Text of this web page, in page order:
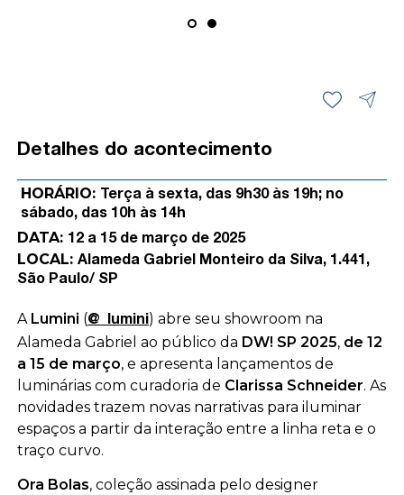
Detalhes do acontecimento
HORÁRIO: Terça à sexta, das 9h30 às 19h; no
sábado, das 10h às 14h
DATA: 12 a 15 de março de 2025
LOCAL: Alameda Gabriel Monteiro da Silva, 1.441,
São Paulo/ SP
A Lumini (@_lumini) abre seu showroom na
Alameda Gabriel ao público da DW! SP 2025, de 12
a 15 de março, e apresenta lançamentos de
luminárias com curadoria de Clarissa Schneider. As
novidades trazem novas narrativas para iluminar
espaços a partir da interação entre a linha reta e o
traço curvo.
Ora Bolas, coleção assinada pelo designer